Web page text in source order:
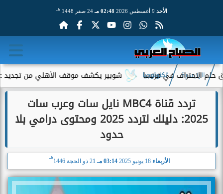
الأحد 02:48 مـ 24 صفر 1448 هـ
شوبير يكشف موقف الأهلي من تجديد عقود في فرنساالرئيسية تكنولوجيا
تردد قناة MBC4 نايل سات وعرب سات
2025: دليلك لتردد 2025 ومحتوى درامي بلا
حدود
الأربعاء 03:14 مـ 21 ذو الحجة 1446
هـ